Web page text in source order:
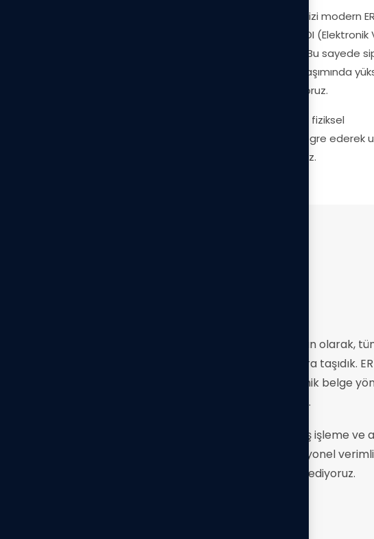
Tedarik zinciri ve operasyonel süreçlerimizi modern
altyapısı, güçlü B2B entegrasyonları ve EDI (Elektronik
Değişimi) sistemleriyle dijitalleştiriyoruz. Bu sayede
yönetiminde, stok takibinde ve veri paylaşımında
düşük hata oranı ve tam şeffaflık sağlıyoruz.
Ayrıca, depo otomasyon çözümlerimizle fiziksel
operasyonlarımızı dijital sistemlerle entegre ederek
kontrol ve kesintisiz izlenebilirlik sunuyoruz.
Modern iş dünyasının gereksinimlerine uygun olarak,
operasyonel süreçlerimizi dijital platformlara taşıdık.
sistemlerimiz, B2B portalllerimiz ve elektronik belge
ortaklarımıza 7/24 erişim imkanı sunuyoruz.
Gerçek zamanlı stok takibi, otomatik sipariş işleme ve
raporlama sistemlerimiz sayesinde operasyonel
maksimize ediyor, hata oranlarını minimize ediyoruz.